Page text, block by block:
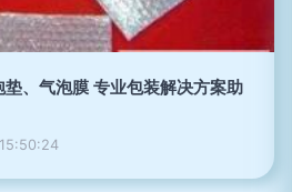
、气泡膜 专业包装解决方案助